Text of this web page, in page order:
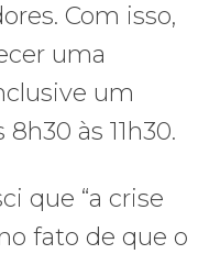
Com isso,
uma
um
às 11h30.
que “a crise
fato de que o